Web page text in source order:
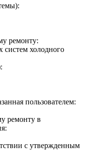
ремонту:
холодного
пользователем:
ремонту в
с утвержденным